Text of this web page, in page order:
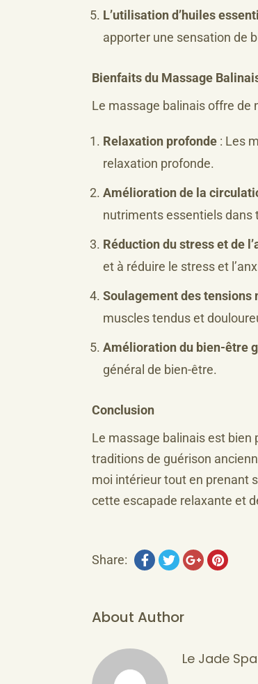
L’utilisation d’huiles
apporter une sensation de
Bienfaits du Massage
Le massage balinais offre de
Relaxation profonde : Les
relaxation profonde.
Amélioration de la
nutriments essentiels dans
Réduction du stress et de
et à réduire le stress et
Soulagement des tensions
muscles tendus et
Amélioration du bien-être
général de bien-être.
Conclusion
Le massage balinais est bien
traditions de guérison
moi intérieur tout en prenant
cette escapade relaxante et
Share:
About Author
Le Jade Spa